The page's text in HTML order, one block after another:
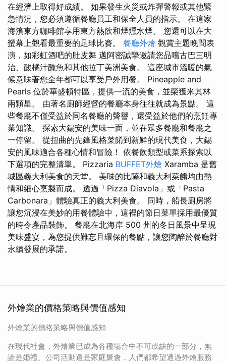
在經濟上取得好成績。 如果發生火災或炸彈警報或其他緊
急情況，您必須遵循餐廳員工和保全人員的指示。 在這家
海濱東方咖啡館享用東方熱飲和煙燻水煙。 您還可以在大
螢幕上觀看最重要的足球比賽。 餐廳外燴 觀賞主題晚間表
演，如彩虹酒吧的肚皮舞 邁阿密誠摯邀請您品嚐古巴三明
治、酸橘汁醃魚和其他拉丁美洲美食。 這座城市溫暖的氣
候意味著您全年都可以享受戶外用餐。 Pineapple and
Pearls 位於華盛頓特區，提供一流的美食，並榮獲米其林
兩顆星。 由著名廚師經營的餐廳本身往往就成為景點。 這
些餐廳不僅受益於同名餐廳的聲譽，還受益於他們的烹飪專
業知識。 探索大錫安的美味一面，並在眾多餐廳和餐廳之
一停留。 從扭曲的先鋒風格菜餚到新鮮的現代美食，大錫
安的風味適合各種心情和冒險！ 依餐飲類型或菜系探索以
下選項的完整清單。 Pizzaria BUFFET外燴 Xaramba 是舊
城區義大利美食的天堂。 美味的比薩和義大利菜餚均由熱
情和細心烹製而成。 透過「Pizza Diavola」或「Pasta
Carbonara」體驗真正的義大利美食。 同時，船長廚房將
讓您沉浸在美妙的用餐體驗中，這裡的節日菜單採用最優質
的時令產品裝飾。 餐廳在北海岸 500 州的冬日風景中呈現
美味盛宴，為您提供難忘且環保的餐點，讓您陶醉於餐廳對
永續發展的承諾。
外燴業的價格策略與價值感知
外燴業的價格策略與價值感知
在現代社會，外燴業已成為各種場合中不可或缺的一部分，無
論是婚禮、公司活動還是家庭聚會，人們都希望通過外燴服務